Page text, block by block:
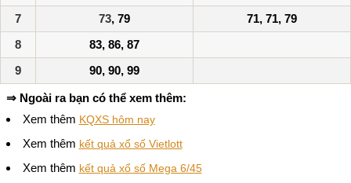
7
73, 79
71, 71, 79
8
83, 86, 87
9
90, 90, 99
⇒ Ngoài ra bạn có thể xem thêm:
Xem thêm KQXS hôm nay
Xem thêm kết quả xổ số Vietlott
Xem thêm kết quả xổ số Mega 6/45